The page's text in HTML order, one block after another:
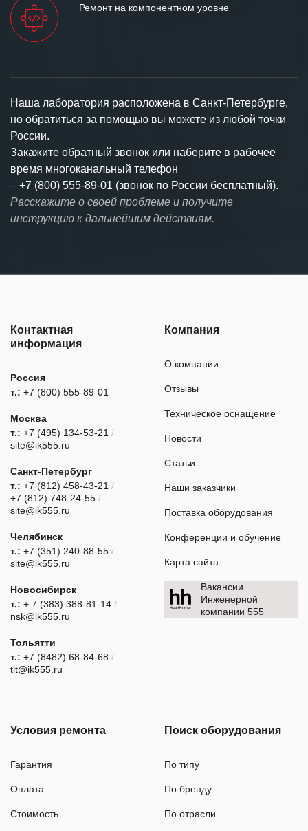
Ремонт на компонентном уровне
Наша лаборатория расположена в Санкт-Петербурге,
но обратиться за помощью вы можете из любой точки
России.
Закажите обратный звонок или наберите в рабочее
время многоканальный телефон
– +7 (800) 555-89-01 (звонок по России бесплатный).
Расскажите о своей проблеме и получите
инструкцию к дальнейшим действиям.
Контактная
информация
Россия
т.: +7 (800) 555-89-01
Москва
т.: +7 (495) 134-53-21 /
site@ik555.ru
Санкт-Петербург
т.: +7 (812) 458-43-21 /
+7 (812) 748-24-55 /
site@ik555.ru
Челябинск
т.: +7 (351) 240-88-55 /
site@ik555.ru
Новосибирск
т.: + 7 (383) 388-81-14 /
nsk@ik555.ru
Тольятти
т.: +7 (8482) 68-84-68 /
tlt@ik555.ru
Компания
О компании
Отзывы
Техническое оснащение
Новости
Статьи
Наши заказчики
Поставка оборудования
Конференции и обучение
Карта сайта
Вакансии
Инженерной
компании 555
Условия ремонта
Гарантия
Оплата
Стоимость
Поиск оборудования
По типу
По бренду
По отрасли